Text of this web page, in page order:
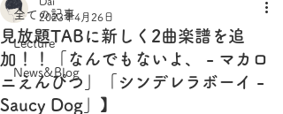
全ての記事
Lecture
News&Blog
見放題TABに新しく2曲楽譜を追
加！！「なんでもないよ、 - マカロ
ニえんぴつ」「シンデレラボーイ -
Saucy Dog」】
2023年4月26日